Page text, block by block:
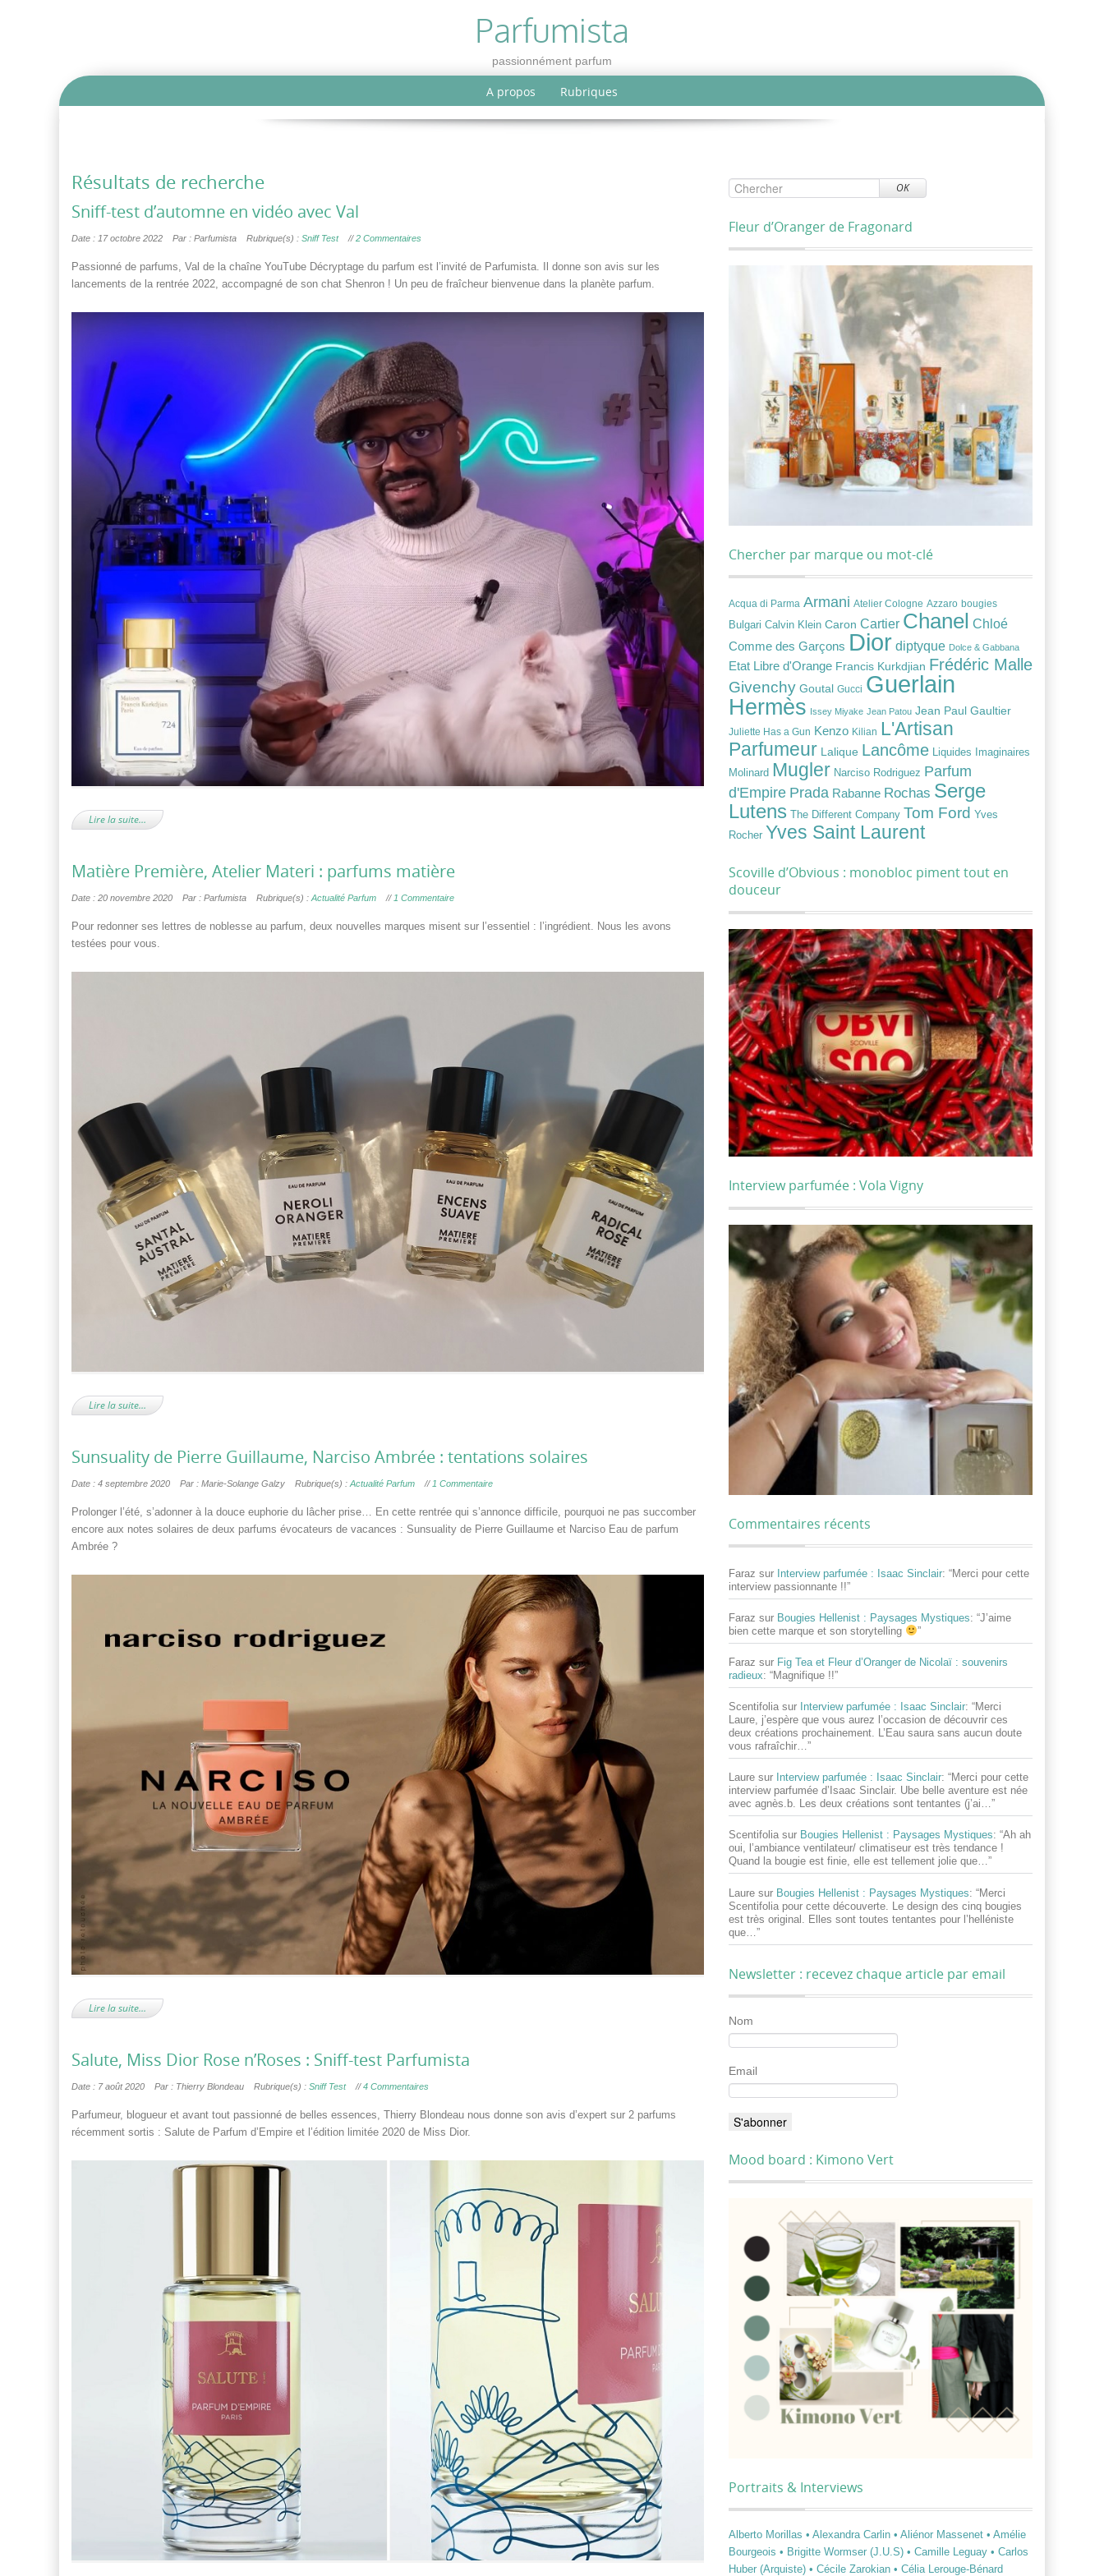
Parfumista
passionnément parfum
A propos Rubriques
Résultats de recherche
Sniff-test d’automne en vidéo avec Val
Date : 17 octobre 2022 Par : Parfumista Rubrique(s) : Sniff Test //2 Commentaires
Passionné de parfums, Val de la chaîne YouTube Décryptage du parfum est l’invité de Parfumista. Il donne son avis sur les
lancements de la rentrée 2022, accompagné de son chat Shenron ! Un peu de fraîcheur bienvenue dans la planète parfum.
Lire la suite…
Matière Première, Atelier Materi : parfums matière
Date : 20 novembre 2020 Par : Parfumista Rubrique(s) : Actualité Parfum // 1 Commentaire
Pour redonner ses lettres de noblesse au parfum, deux nouvelles marques misent sur l’essentiel : l’ingrédient. Nous les avons
testées pour vous.
Lire la suite…
Sunsuality de Pierre Guillaume, Narciso Ambrée : tentations solaires
Date : 4 septembre 2020 Par : Marie-Solange Galzy Rubrique(s) : Actualité Parfum // 1 Commentaire
Prolonger l’été, s’adonner à la douce euphorie du lâcher prise… En cette rentrée qui s’annonce difficile, pourquoi ne pas succomber
encore aux notes solaires de deux parfums évocateurs de vacances : Sunsuality de Pierre Guillaume et Narciso Eau de parfum
Ambrée ?
Lire la suite…
Salute, Miss Dior Rose n’Roses : Sniff-test Parfumista
Date : 7 août 2020 Par : Thierry Blondeau Rubrique(s) : Sniff Test //4 Commentaires
Parfumeur, blogueur et avant tout passionné de belles essences, Thierry Blondeau nous donne son avis d’expert sur 2 parfums
récemment sortis : Salute de Parfum d’Empire et l’édition limitée 2020 de Miss Dior.
OK
Fleur d’Oranger de Fragonard
Chercher par marque ou mot-clé
Acqua di Parma Armani Atelier Cologne Azzaro bougies
Bulgari Calvin Klein Caron Cartier Chanel Chloé
Comme des Garçons Dior diptyque Dolce & Gabbana
Etat Libre d'Orange Francis Kurkdjian Frédéric Malle
Givenchy Goutal Gucci Guerlain
Hermès Issey Miyake Jean Patou Jean Paul Gaultier
Juliette Has a Gun Kenzo Kilian L'Artisan
Parfumeur Lalique Lancôme Liquides Imaginaires
Molinard Mugler Narciso Rodriguez Parfum
d'Empire Prada Rabanne Rochas Serge
Lutens
The Different Company Tom Ford Yves
Rocher Yves Saint Laurent
Scoville d’Obvious : monobloc piment tout en
douceur
Interview parfumée : Vola Vigny
Commentaires récents
Faraz sur Interview parfumée : Isaac Sinclair: “Merci pour cette
interview passionnante !!”
Faraz sur Bougies Hellenist : Paysages Mystiques: “J’aime
bien cette marque et son storytelling
”
Faraz sur Fig Tea et Fleur d’Oranger de Nicolaï : souvenirs
radieux: “Magnifique !!”
Scentifolia sur Interview parfumée : Isaac Sinclair: “Merci
Laure, j’espère que vous aurez l’occasion de découvrir ces
deux créations prochainement. L’Eau saura sans aucun doute
vous rafraîchir…”
Laure sur Interview parfumée : Isaac Sinclair: “Merci pour cette
interview parfumée d’Isaac Sinclair. Ube belle aventure est née
avec agnès.b. Les deux créations sont tentantes (j’ai…”
Scentifolia sur Bougies Hellenist : Paysages Mystiques: “Ah ah
oui, l’ambiance ventilateur/ climatiseur est très tendance !
Quand la bougie est finie, elle est tellement jolie que…”
Laure sur Bougies Hellenist : Paysages Mystiques: “Merci
Scentifolia pour cette découverte. Le design des cinq bougies
est très original. Elles sont toutes tentantes pour l’helléniste
que… ”
Newsletter : recevez chaque article par email
Nom
Email
Mood board : Kimono Vert
Portraits & Interviews
Alberto Morillas • Alexandra Carlin • Aliénor Massenet • Amélie
Bourgeois • Brigitte Wormser (J.U.S) • Camille Leguay • Carlos
Huber (Arquiste) • Cécile Zarokian • Célia Lerouge-Bénard